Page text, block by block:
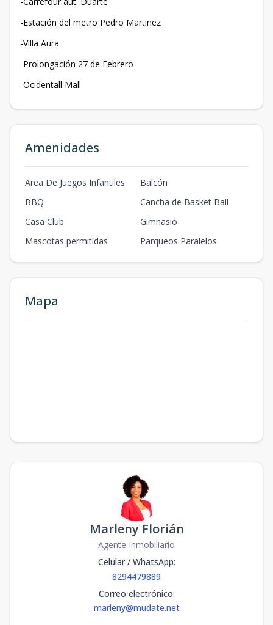
-Estación del metro Pedro Martinez
-Villa Aura
-Prolongación 27 de Febrero
-Ocidentall Mall
Amenidades
Area De Juegos Infantiles
Balcón
BBQ
Cancha de Basket Ball
Casa Club
Gimnasio
Mascotas permitidas
Parqueos Paralelos
Mapa
Marleny Florián
Agente Inmobiliario
Celular / WhatsApp:
8294479889
Correo electrónico:
marleny@mudate.net